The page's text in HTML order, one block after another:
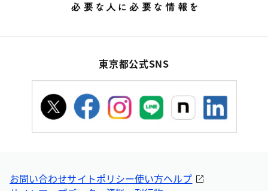
東京都公式SNS
お問い合わせサイトポリシー使い方ヘルプ